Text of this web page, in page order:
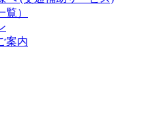
）
案内